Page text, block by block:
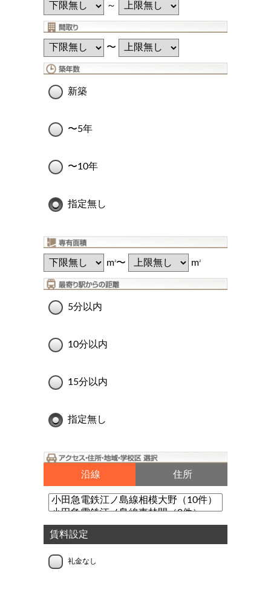
～
〜
新築
〜5年
〜10年
指定無し
m2〜 m2
5分以内
10分以内
15分以内
指定無し
沿線 住所
賃料設定
礼金なし